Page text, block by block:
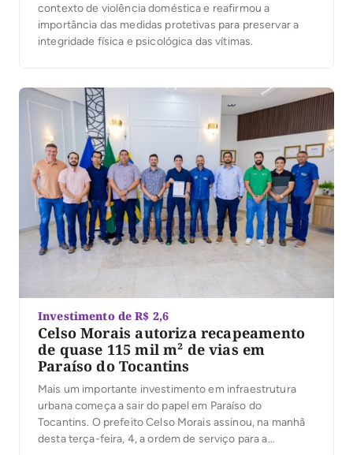
contexto de violência doméstica e reafirmou a
importância das medidas protetivas para preservar a
integridade física e psicológica das vítimas.
Investimento de R$ 2,6
Celso Morais autoriza recapeamento
de quase 115 mil m² de vias em
Paraíso do Tocantins
Mais um importante investimento em infraestrutura
urbana começa a sair do papel em Paraíso do
Tocantins. O prefeito Celso Morais assinou, na manhã
desta terça-feira, 4, a ordem de serviço para a